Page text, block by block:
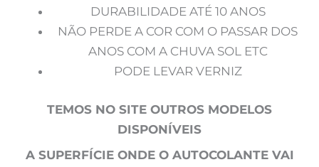
DURABILIDADE ATÉ 10 ANOS
NÃO PERDE A COR COM O PASSAR DOS
ANOS COM A CHUVA SOL ETC
PODE LEVAR VERNIZ
TEMOS NO SITE OUTROS MODELOS
DISPONÍVEIS
A SUPERFÍCIE ONDE O AUTOCOLANTE VAI